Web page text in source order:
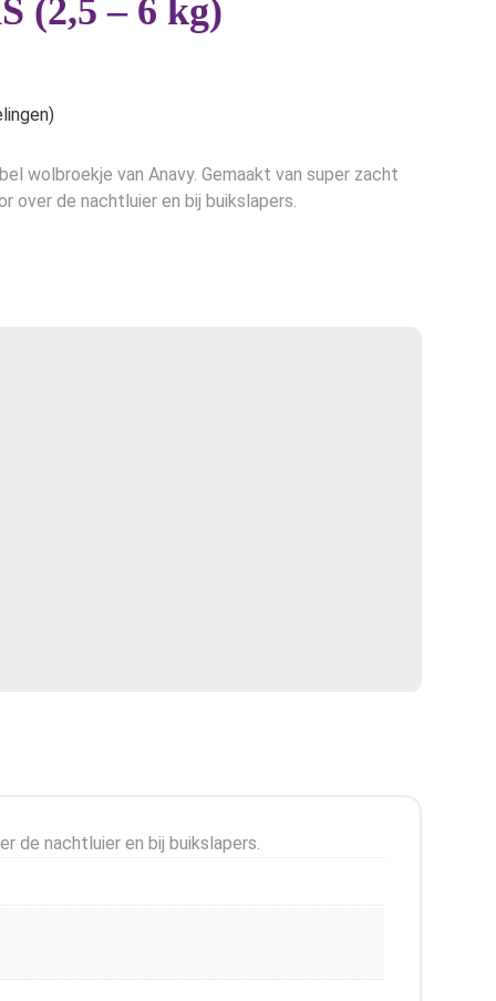
(2,5 – 6 kg)
wolbroekje van Anavy. Gemaakt van super zacht
over de nachtluier en bij buikslapers.
de nachtluier en bij buikslapers.